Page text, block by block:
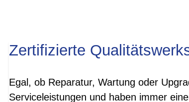
Zertifizierte
Egal, ob Reparatur, Wartung oder
Serviceleistungen und haben immer